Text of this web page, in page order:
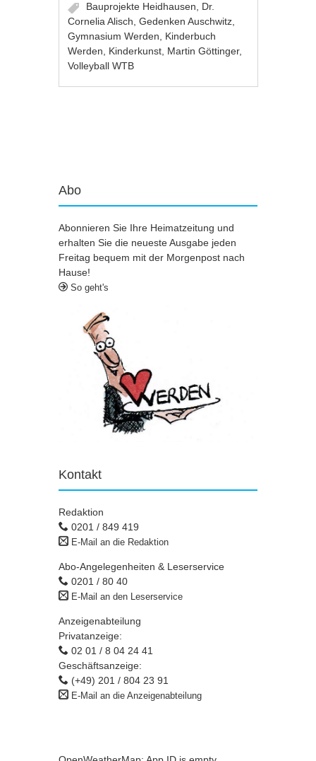
Bauprojekte Heidhausen, Dr.
Cornelia Alisch,Gedenken Auschwitz,
Gymnasium Werden, Kinderbuch
Werden, Kinderkunst, Martin Göttinger,
Volleyball WTB
Abo
Abonnieren Sie Ihre Heimatzeitung und
erhalten Sie die neueste Ausgabe jeden
Freitag bequem mit der Morgenpost nach
Hause!
So geht's
Kontakt
Redaktion
0201 / 849 419
E-Mail an die Redaktion
Abo-Angelegenheiten & Leserservice
0201 / 80 40
E-Mail an den Leserservice
Anzeigenabteilung
Privatanzeige:
02 01 / 8 04 24 41
Geschäftsanzeige:
(+49) 201 / 804 23 91
E-Mail an die Anzeigenabteilung